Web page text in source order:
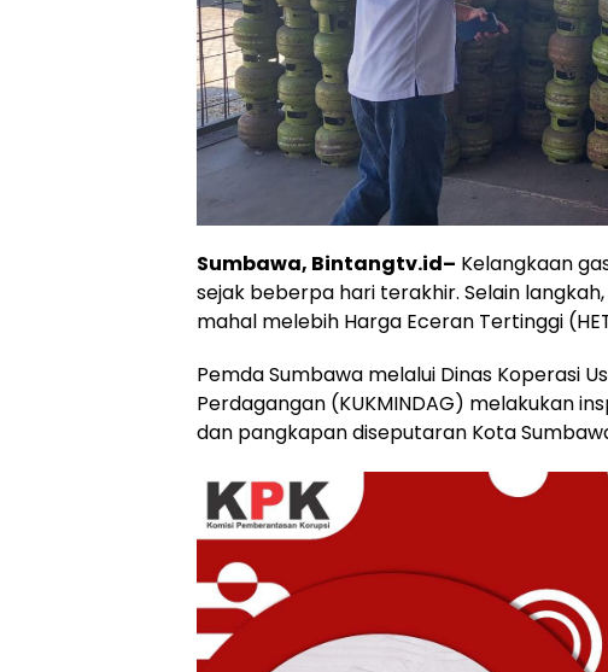
Sumbawa, Bintangtv.id– Kelangkaan
sejak beberpa hari terakhir. Selain
mahal melebih Harga Eceran Tertinggi
Pemda Sumbawa melalui Dinas Koperasi
Perdagangan (KUKMINDAG) melakukan
dan pangkapan diseputaran Kota